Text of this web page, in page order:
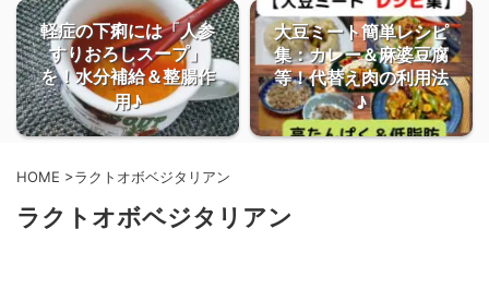
軽症の下痢には「人参
すりおろしスープ」
を！水分補給＆整腸作
用♪
大豆ミート簡単レシピ
集：カレー＆麻婆豆腐
等！代替え肉の利用法
♪
HOME >ラクトオボベジタリアン
ラクトオボベジタリアン